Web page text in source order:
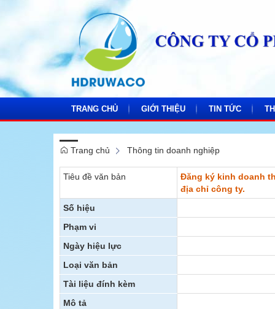
TRANG CHỦ GIỚI THIỆU
Sơ đồ tổ chức
TIN TỨC
Tin ngành nướcKế
Trang chủ Thông tin doanh nghiệp
Tiêu đề văn bản
Đăng ký kinh doanh
địa chỉ công ty.
Số hiệu
Phạm vi
Ngày hiệu lực
Loại văn bản
Tài liệu đính kèm
Mô tả